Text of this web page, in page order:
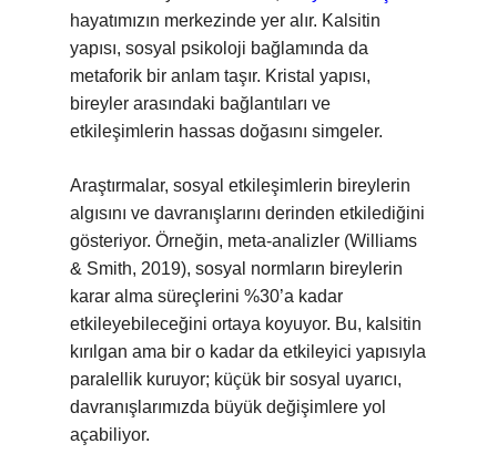
hayatımızın merkezinde yer alır. Kalsitin
yapısı, sosyal psikoloji bağlamında da
metaforik bir anlam taşır. Kristal yapısı,
bireyler arasındaki bağlantıları ve
etkileşimlerin hassas doğasını simgeler.
Araştırmalar, sosyal etkileşimlerin bireylerin
algısını ve davranışlarını derinden etkilediğini
gösteriyor. Örneğin, meta-analizler (Williams
& Smith, 2019), sosyal normların bireylerin
karar alma süreçlerini %30’a kadar
etkileyebileceğini ortaya koyuyor. Bu, kalsitin
kırılgan ama bir o kadar da etkileyici yapısıyla
paralellik kuruyor; küçük bir sosyal uyarıcı,
davranışlarımızda büyük değişimlere yol
açabiliyor.